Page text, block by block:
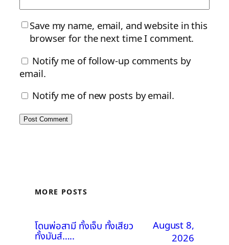
Save my name, email, and website in this
browser for the next time I comment.
Notify me of follow-up comments by
email.
Notify me of new posts by email.
MORE POSTS
โดนพ่อสามี ทั้งเจ็บ ทั้งเสียว
ทั้งมันส์…..
August 8,
2026